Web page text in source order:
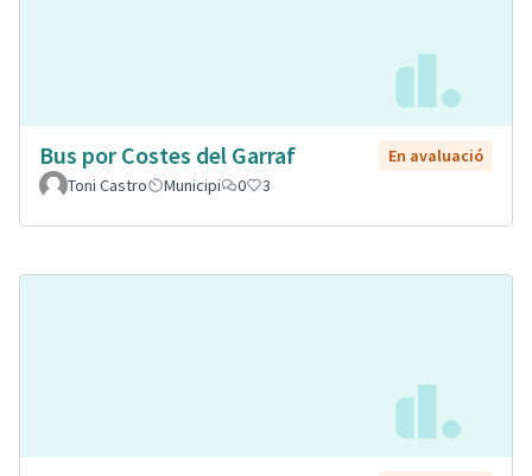
Bus por Costes del Garraf
En avaluació
Toni Castro
Municipi 0 3